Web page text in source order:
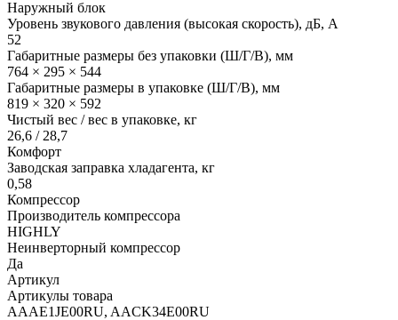
Наружный блок
Уровень звукового давления (высокая скорость), дБ, А
52
Габаритные размеры без упаковки (Ш/Г/В), мм
764 × 295 × 544
Габаритные размеры в упаковке (Ш/Г/В), мм
819 × 320 × 592
Чистый вес / вес в упаковке, кг
26,6 / 28,7
Комфорт
Заводская заправка хладагента, кг
0,58
Компрессор
Производитель компрессора
HIGHLY
Неинверторный компрессор
Да
Артикул
Артикулы товара
AAAE1JE00RU, AACK34E00RU